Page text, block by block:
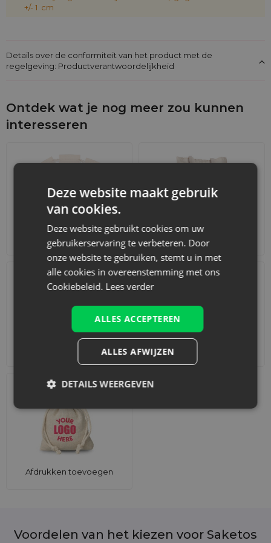
+/- 1 cm
Details over de conformiteit van het product met de
regelgeving: Productverantwoordelijkheid
Ontdek wat je nog meer zou kunnen
interesseren
Adventskalenders
Accessoires en decoraties
Afdrukken toevoegen
Voordelen van het kiezen voor Saketos
Deze website maakt gebruik
van cookies.
Deze website gebruikt cookies om uw
gebruikerservaring te verbeteren. Door
onze website te gebruiken, stemt u in met
alle cookies in overeenstemming met ons
Cookiebeleid. Lees verder
ALLES ACCEPTEREN
ALLES AFWIJZEN
DETAILS WEERGEVEN